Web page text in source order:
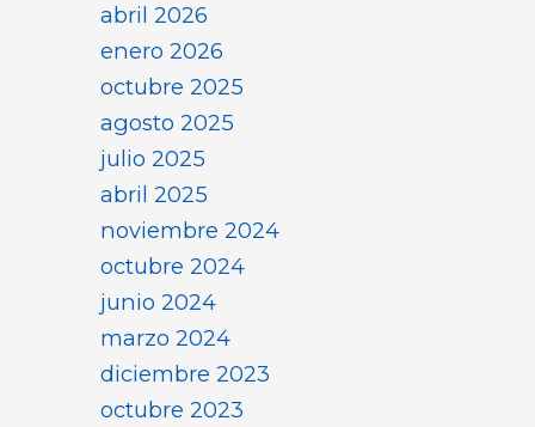
abril 2026
enero 2026
octubre 2025
agosto 2025
julio 2025
abril 2025
noviembre 2024
octubre 2024
junio 2024
marzo 2024
diciembre 2023
octubre 2023